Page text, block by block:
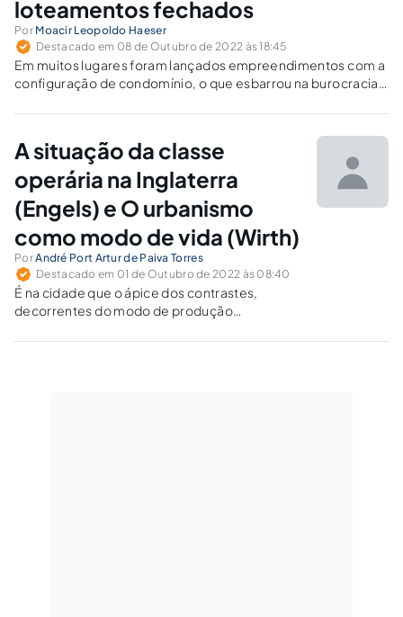
loteamentos fechados
Por Moacir Leopoldo Haeser
Destacado em 08 de Outubro de 2022 às 18:45
Em muitos lugares foram lançados empreendimentos com a
configuração de condomínio, o que esbarrou na burocracia
vinculada à associação de moradores.
A situação da classe
operária na Inglaterra
(Engels) e O urbanismo
como modo de vida (Wirth)
PorAndré Port Artur de Paiva Torres
Destacado em 01 de Outubro de 2022 às 08:40
É na cidade que o ápice dos contrastes,
decorrentes do modo de produção
viela.